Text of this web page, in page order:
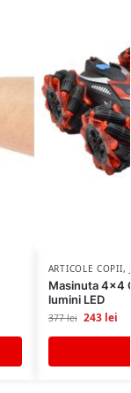
ARTICOLE COPII,
Masinuta 4×4
lumini LED
377lei 243 lei